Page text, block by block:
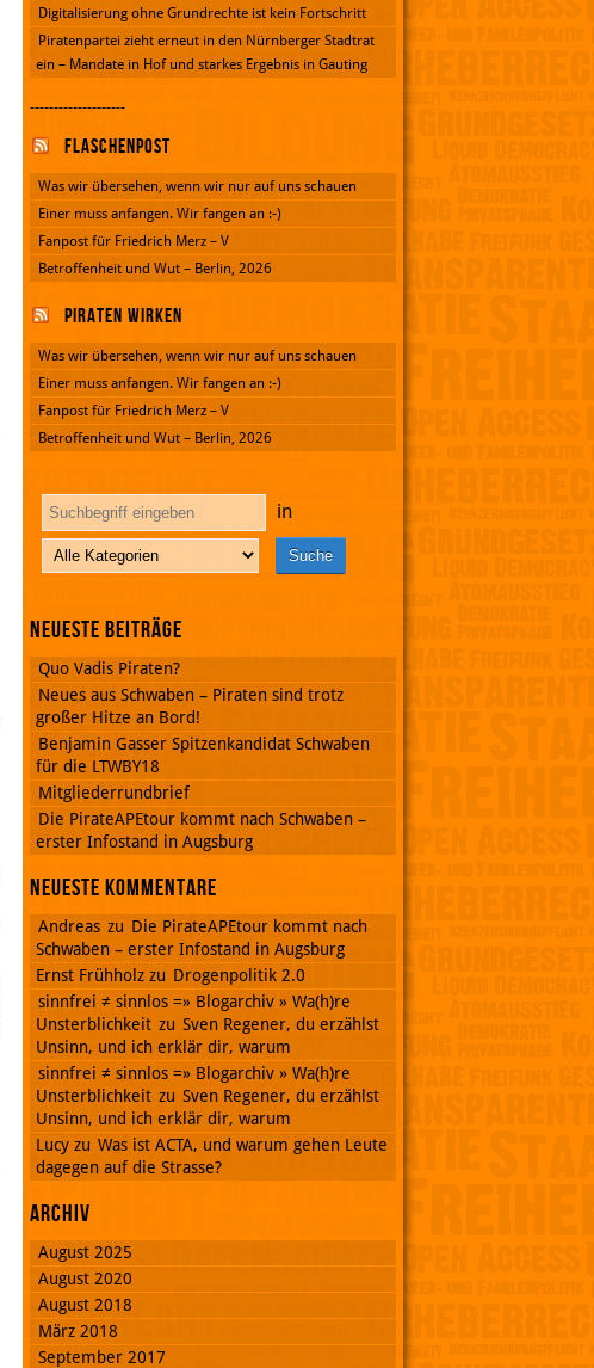
Digitalisierung ohne Grundrechte ist kein Fortschritt
Piratenpartei zieht erneut in den Nürnberger Stadtrat
ein – Mandate in Hof und starkes Ergebnis in Gauting
--------------------
Flaschenpost
Was wir übersehen, wenn wir nur auf uns schauen
Einer muss anfangen. Wir fangen an :-)
Fanpost für Friedrich Merz – V
Betroffenheit und Wut – Berlin, 2026
Piraten wirken
Was wir übersehen, wenn wir nur auf uns schauen
Einer muss anfangen. Wir fangen an :-)
Fanpost für Friedrich Merz – V
Betroffenheit und Wut – Berlin, 2026
in
Neueste Beiträge
Quo Vadis Piraten?
Neues aus Schwaben – Piraten sind trotz
großer Hitze an Bord!
Benjamin Gasser Spitzenkandidat Schwaben
für die LTWBY18
Mitgliederrundbrief
Die PirateAPEtour kommt nach Schwaben –
erster Infostand in Augsburg
Neueste Kommentare
Andreas zu Die PirateAPEtour kommt nach
Schwaben – erster Infostand in Augsburg
Ernst Frühholz zu Drogenpolitik 2.0
sinnfrei ≠ sinnlos =» Blogarchiv » Wa(h)re
Unsterblichkeit zu Sven Regener, du erzählst
Unsinn, und ich erklär dir, warum
sinnfrei ≠ sinnlos =» Blogarchiv » Wa(h)re
Unsterblichkeit zu Sven Regener, du erzählst
Unsinn, und ich erklär dir, warum
Lucy zu Was ist ACTA, und warum gehen Leute
dagegen auf die Strasse?
Archiv
August 2025
August 2020
August 2018
März 2018
September 2017